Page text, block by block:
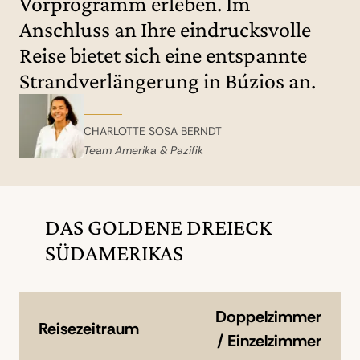
Anschluss an Ihre eindrucksvolle
Reise bietet sich eine entspannte
Strandverlängerung in Búzios an.
CHARLOTTE SOSA BERNDT
Team Amerika & Pazifik
DAS GOLDENE DREIECK
SÜDAMERIKAS
Reisezeitraum
Doppelzimmer
/ Einzelzimmer